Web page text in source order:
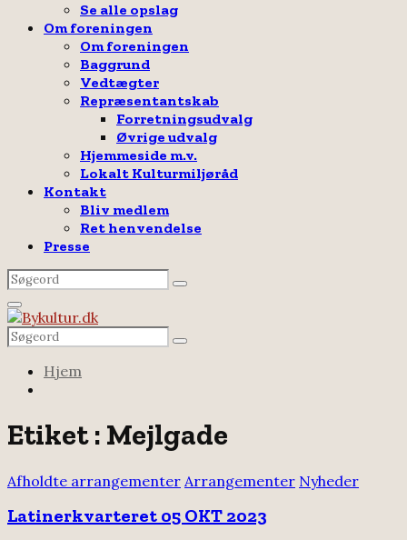
Se alle opslag
Om foreningen
Om foreningen
Baggrund
Vedtægter
Repræsentantskab
Forretningsudvalg
Øvrige udvalg
Hjemmeside m.v.
Lokalt Kulturmiljøråd
Kontakt
Bliv medlem
Ret henvendelse
Presse
Search
for:
Search
Facebook
Email
Rss
Primary
Menu
Search
for:
Search
Hjem
Etiket : Mejlgade
Afholdte arrangementer Arrangementer Nyheder
Latinerkvarteret 05 OKT 2023